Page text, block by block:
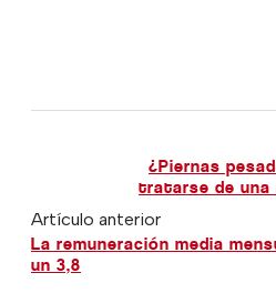
¿Piernas
tratarse de
Artículo anterior
La remuneración media
un 3,8